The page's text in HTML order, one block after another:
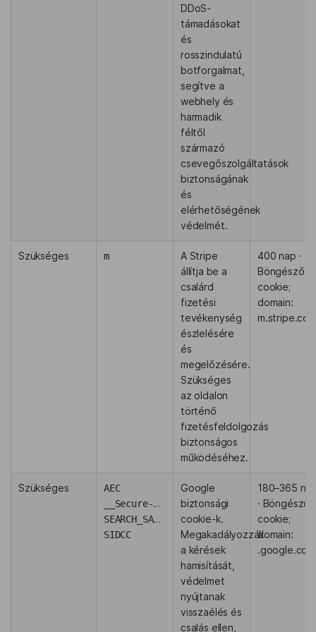
DDoS-
támadásokat
és
rosszindulatú
botforgalmat,
segítve a
webhely és
harmadik
féltől
származó
csevegőszolgáltatások
biztonságának
és
elérhetőségének
védelmét.
Szükséges m
A Stripe
állítja be a
csalárd
fizetési
tevékenység
észlelésére
és
megelőzésére.
Szükséges
az oldalon
történő
fizetésfeldolgozás
biztonságos
működéséhez.
400 nap ·
Böngésző
cookie;
domain:
m.stripe.com
Szükséges
AEC
__Secure-BUCKET
SEARCH_SAMESITE
SIDCC
Google
biztonsági
cookie-k.
Megakadályozzák
a kérések
hamisítását,
védelmet
nyújtanak
visszaélés és
csalás ellen,
180–365
· Böngésző
cookie;
domain:
.google.com